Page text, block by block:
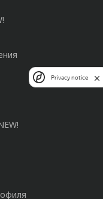
Privacy notice